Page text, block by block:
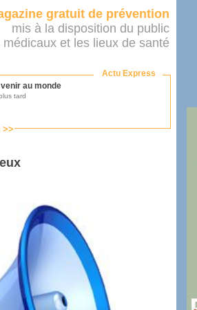
gratuit de prévention
mis à la disposition du public
et les lieux de santé
Actu Express
>>
au monde
tard
par le ministère...
son médecin